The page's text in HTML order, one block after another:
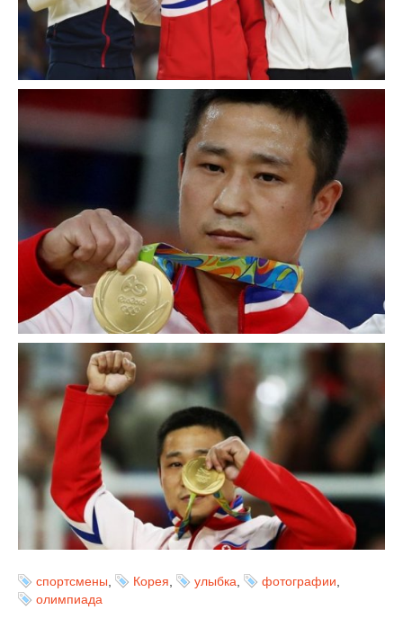
спортсмены Корея улыбка фотографии
олимпиада